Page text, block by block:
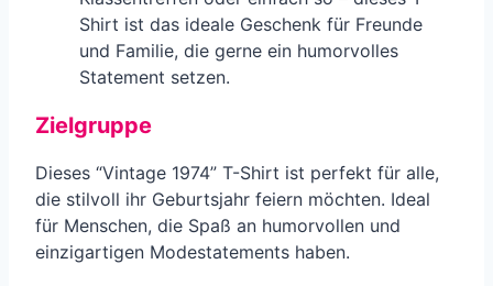
Shirt ist das ideale Geschenk für Freunde
und Familie, die gerne ein humorvolles
Statement setzen.
Zielgruppe
Dieses “Vintage 1974” T-Shirt ist perfekt für alle,
die stilvoll ihr Geburtsjahr feiern möchten. Ideal
für Menschen, die Spaß an humorvollen und
einzigartigen Modestatements haben.